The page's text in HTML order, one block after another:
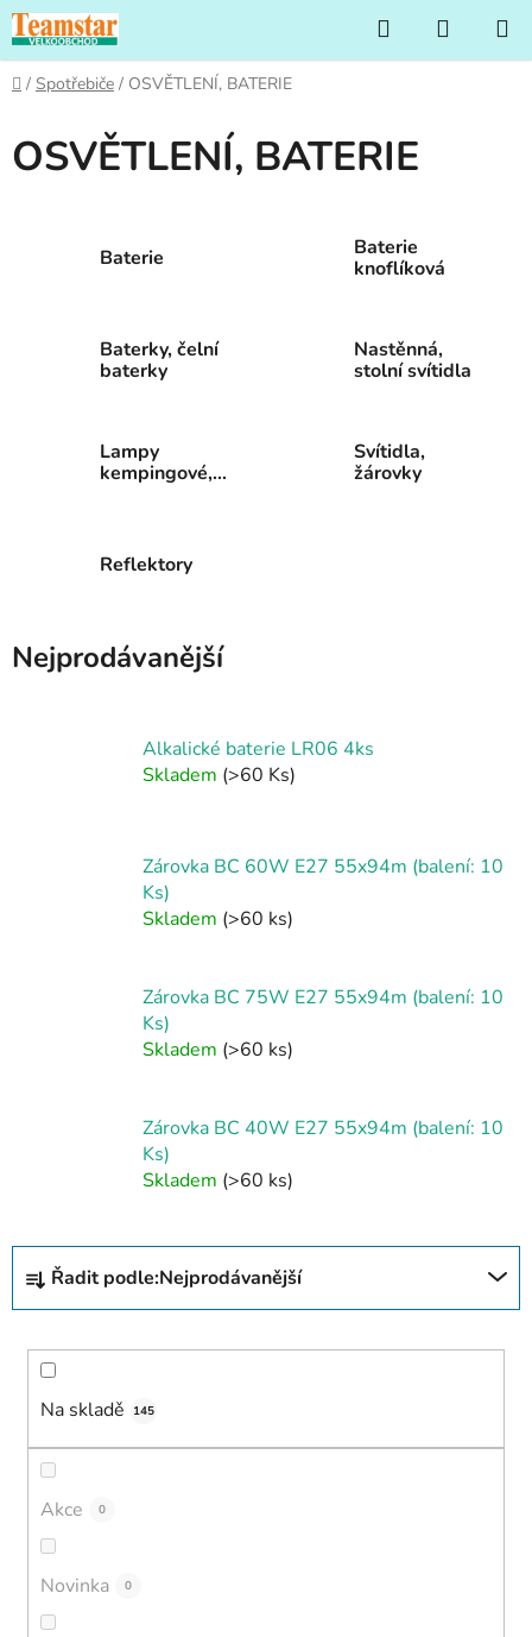
Přejít
na
obsah
Hledat
KOŠÍK
Domů
/ Spotřebiče / OSVĚTLENÍ, BATERIE
OSVĚTLENÍ, BATERIE
Baterie
Baterie
knoflíková
Baterky, čelní
baterky
Nastěnná,
stolní svítidla
Lampy
kempingové,
Svítidla,
žárovky
Reflektory
Nejprodávanější
Alkalické baterie LR06 4ks
Skladem (>60 Ks)
Zárovka BC 60W E27 55x94m (balení: 10
Ks)
Skladem (>60 ks)
Zárovka BC 75W E27 55x94m (balení: 10
Ks)
Skladem (>60 ks)
Zárovka BC 40W E27 55x94m (balení: 10
Ks)
Skladem (>60 ks)
Ř
z
Řadit podle:Nejprodávanější
Na skladě 145
Akce 0
Novinka 0